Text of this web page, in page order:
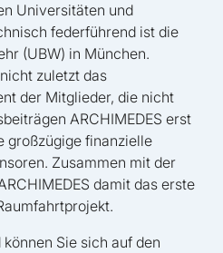
Universitäten und
federführend ist die
(UBW) in München.
zuletzt das
der Mitglieder, die nicht
ARCHIMEDES erst
großzügige finanzielle
Zusammen mit der
damit das erste
Sie sich auf den